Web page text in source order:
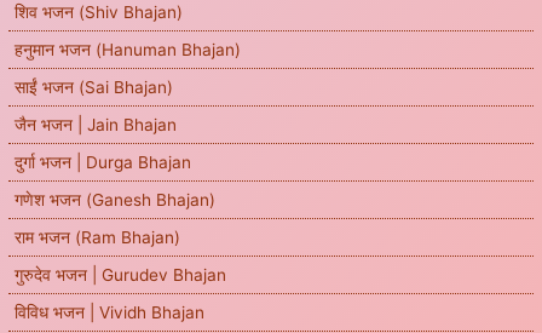
शिव भजन (Shiv Bhajan)
हनुमान भजन (Hanuman Bhajan)
साईं भजन (Sai Bhajan)
जैन भजन | Jain Bhajan
दुर्गा भजन | Durga Bhajan
गणेश भजन (Ganesh Bhajan)
राम भजन (Ram Bhajan)
गुरुदेव भजन | Gurudev Bhajan
विविध भजन | Vividh Bhajan